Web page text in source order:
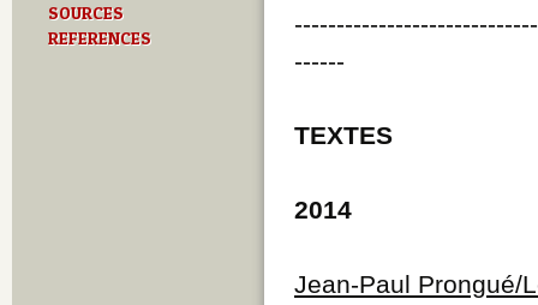
SOURCES
REFERENCES
------
TEXTES
2014
Jean-Paul Prongué/